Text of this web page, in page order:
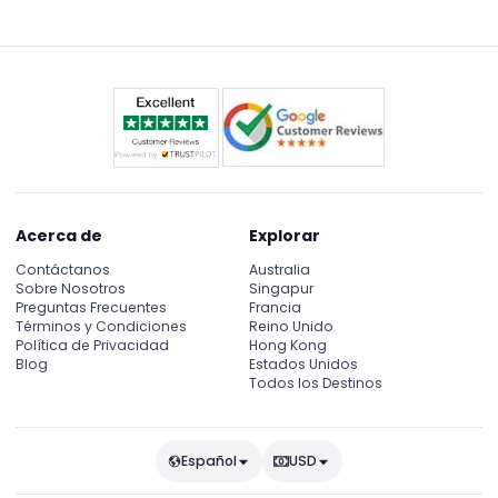
Acerca de
Contáctanos
Sobre Nosotros
Preguntas Frecuentes
Términos y Condiciones
Política de Privacidad
Blog
Explorar
Australia
Singapur
Francia
Reino Unido
Hong Kong
Estados Unidos
Todos los Destinos
Español USD